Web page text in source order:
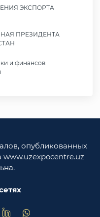
ЭКСПОРТА
ПРЕЗИДЕНТА
и финансов
Олий Мажлиса
Uzbekistan
опубликованных
www.uzexpocentre.uz